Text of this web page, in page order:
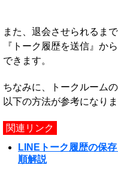
また、退会させられるま
『トーク履歴を送信』か
できます。
ちなみに、トークルーム
以下の方法が参考になりま
関連リンク
LINEトーク履歴の保
順解説